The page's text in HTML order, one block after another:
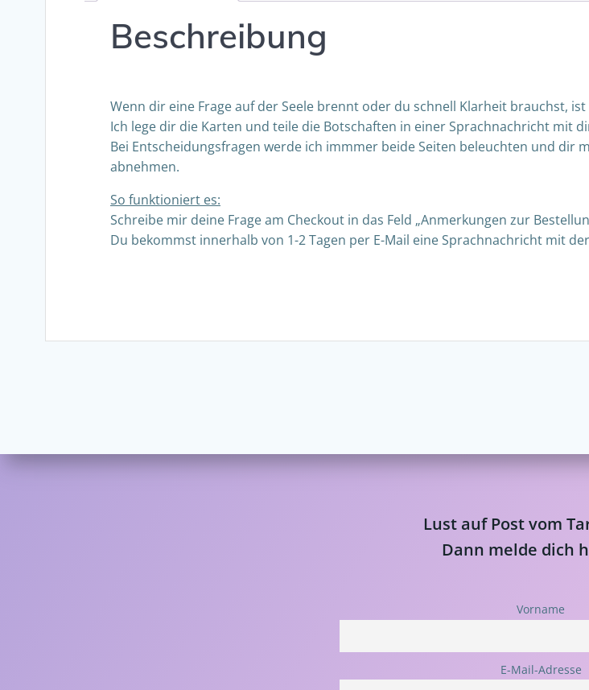
Beschreibung
Wenn dir eine Frage auf der Seele brennt oder du schnell Klarheit brauchst,
Ich lege dir die Karten und teile die Botschaften in einer Sprachnachricht mit
Bei Entscheidungsfragen werde ich immmer beide Seiten beleuchten und dir
abnehmen.
So funktioniert es:
Schreibe mir deine Frage am Checkout in das Feld „Anmerkungen zur
Du bekommst innerhalb von 1-2 Tagen per E-Mail eine Sprachnachricht mit
Lust auf Post vom
Dann melde dich
Vorname
E-Mail-Adresse